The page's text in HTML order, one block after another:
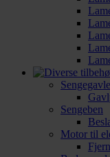
Sengegavle
Sengeben
Motor til